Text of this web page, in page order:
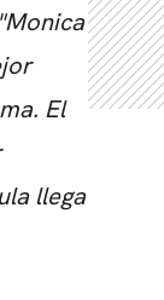
"Monica
El
llega